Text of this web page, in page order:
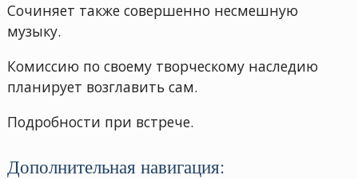
Сочиняет также совершенно несмешную
музыку.
Комиссию по своему творческому наследию
планирует возглавить сам.
Подробности при встрече.
Дополнительная навигация: